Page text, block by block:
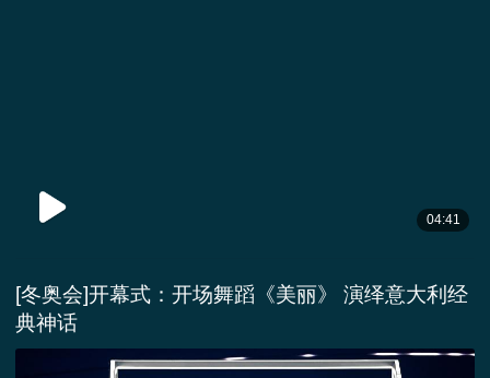
04:41
[冬奥会]开幕式：开场舞蹈《美丽》 演绎意大利经
典神话